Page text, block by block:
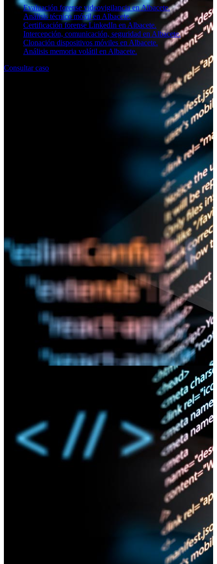
Evaluación forense videovigilancia en Albacete.
Análisis técnico móvil en Albacete.
Certificación forense LinkedIn en Albacete.
Intercepción, comunicación, seguridad en Albacete.
Clonación dispositivos móviles en Albacete.
Análisis memoria volátil en Albacete.
Consultar caso